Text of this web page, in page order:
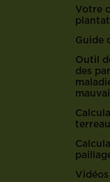
Votre
Guide
Outil
des
terreau
Vidéos